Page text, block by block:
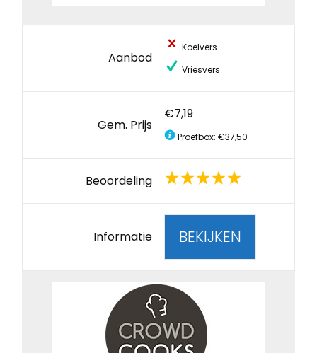
Aanbod
Koelvers
Vriesvers
Gem. Prijs
€7,19
Proefbox: €37,50
Beoordeling
Informatie BEKIJKEN